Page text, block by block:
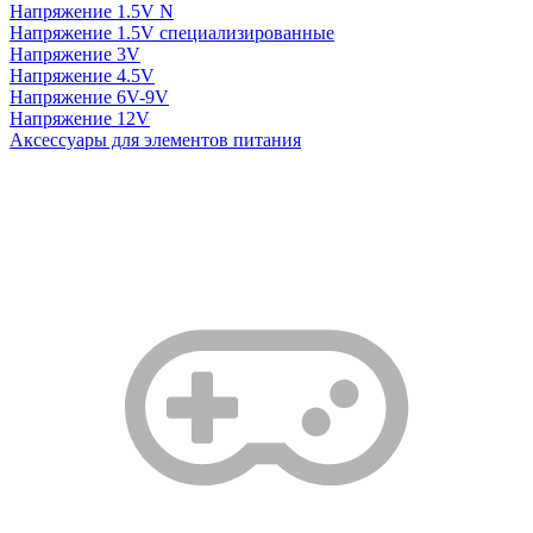
Напряжение 1.5V N
Напряжение 1.5V специализированные
Напряжение 3V
Напряжение 4.5V
Напряжение 6V-9V
Напряжение 12V
Аксессуары для элементов питания